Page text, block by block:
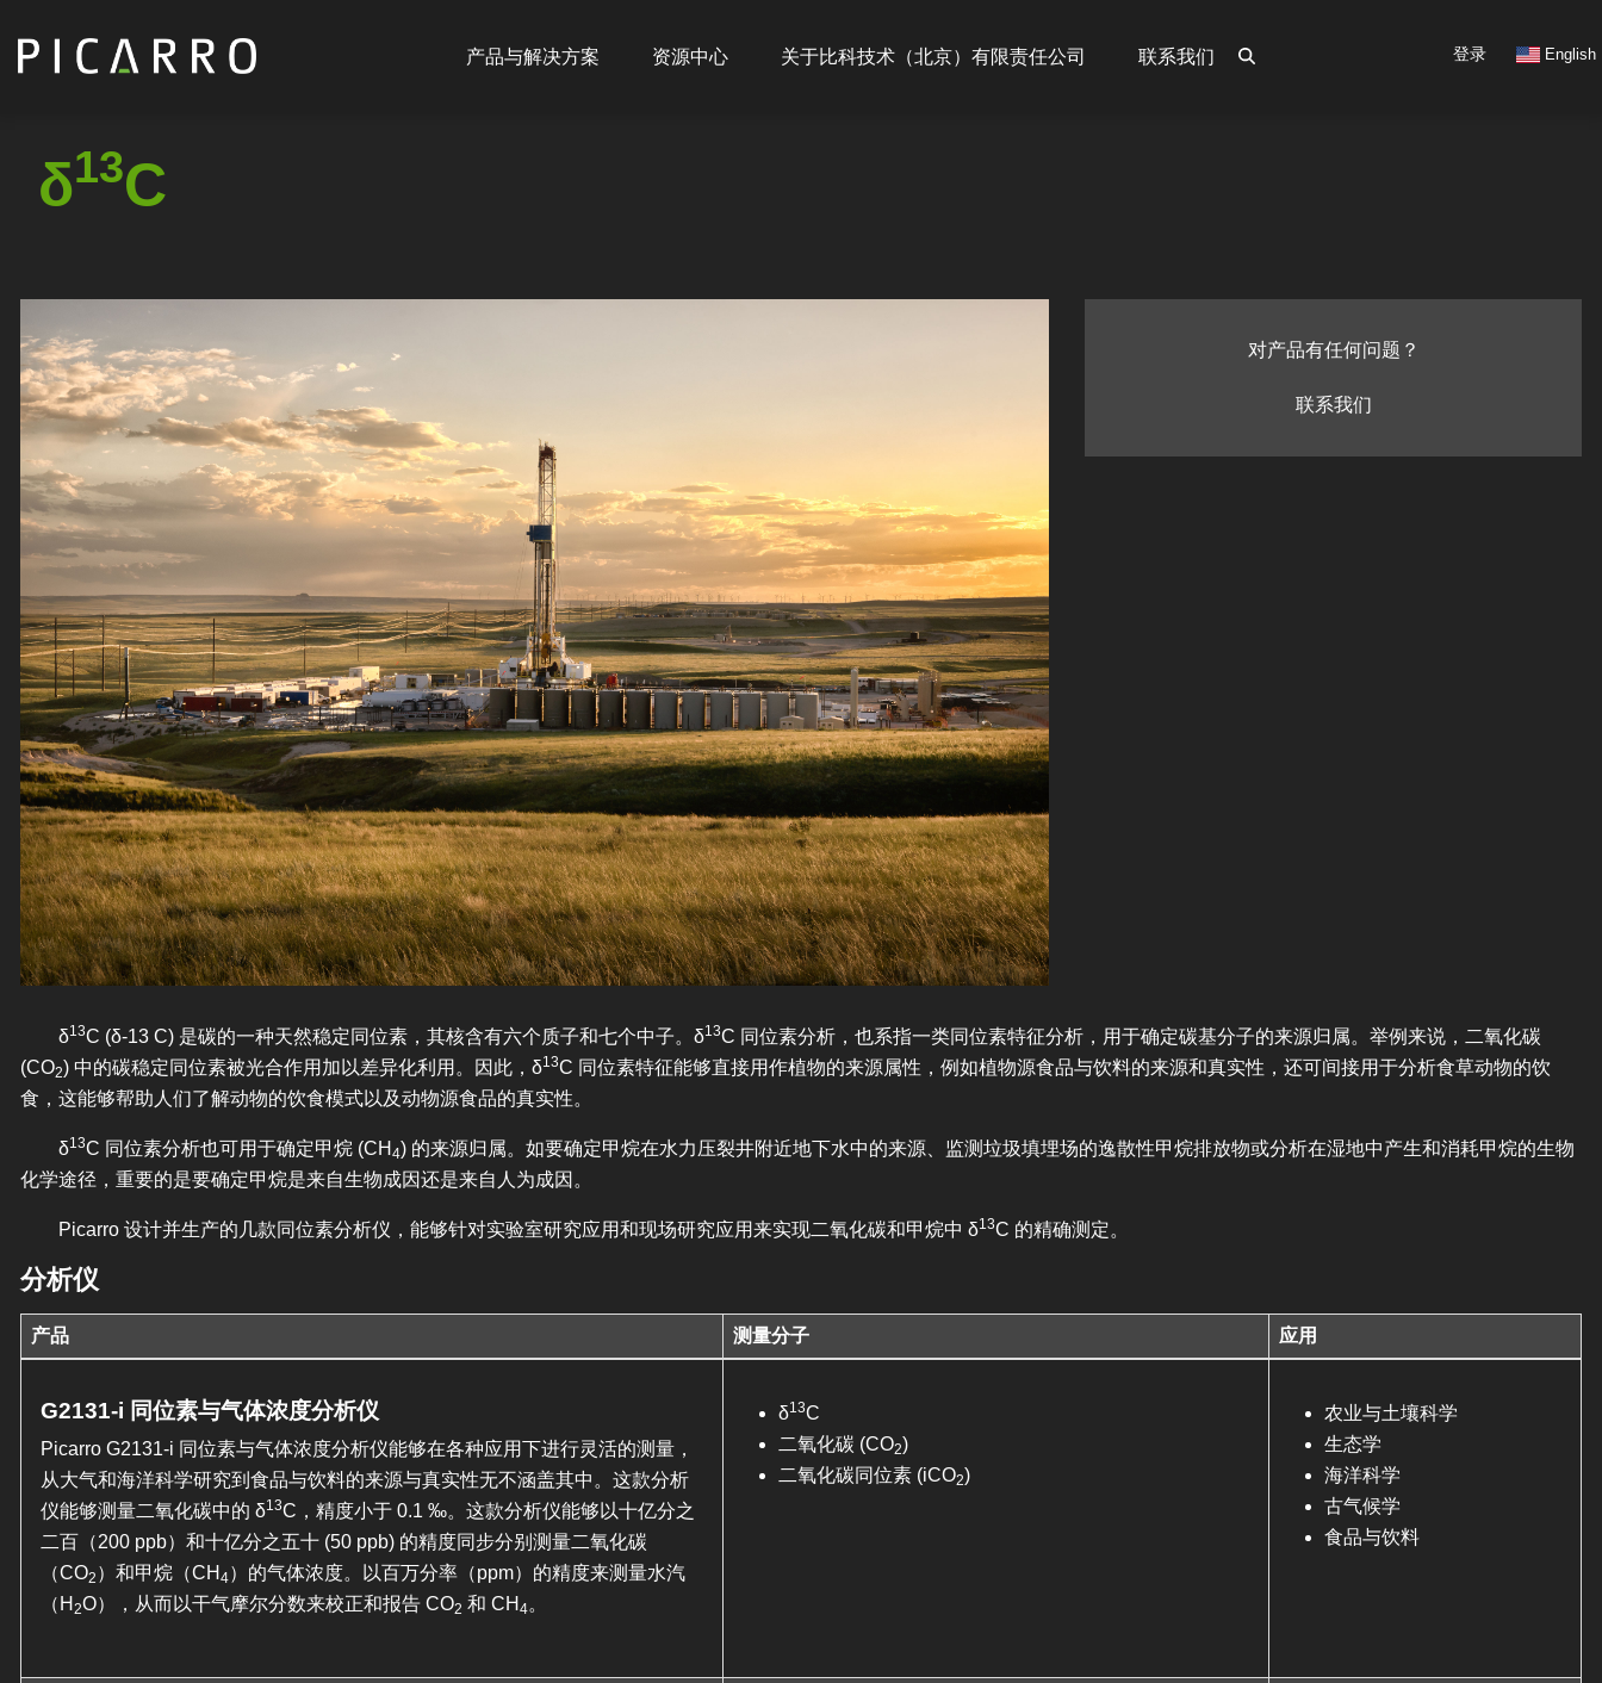
转
到
navigation
CN
产品与解决方案 资源中心 关于比科技术（北京）有限责任公司 联系我们
User
登录 English
δ13C
对产品有任何问题？
联系我们
δ13C (δ-13 C) 是碳的一种天然稳定同位素，其核含有六个质子和七个中子。δ13C 同位素分析，也系指一类同位素特征分析，用于确定碳基分子的来源归属。举例来说，二氧化碳
(CO2) 中的碳稳定同位素被光合作用加以差异化利用。因此，δ13C 同位素特征能够直接用作植物的来源属性，例如植物源食品与饮料的来源和真实性，还可间接用于分析食草动物的饮
食，这能够帮助人们了解动物的饮食模式以及动物源食品的真实性。
δ13C 同位素分析也可用于确定甲烷 (CH 4) 的来源归属。如要确定甲烷在水力压裂井附近地下水中的来源、监测垃圾填埋场的逸散性甲烷排放物或分析在湿地中产生和消耗甲烷的生物
化学途径，重要的是要确定甲烷是来自生物成因还是来自人为成因。
Picarro 设计并生产的几款同位素分析仪，能够针对实验室研究应用和现场研究应用来实现二氧化碳和甲烷中 δ13C 的精确测定。
分析仪
产品 测量分子 应用
G2131-i 同位素与气体浓度分析仪
Picarro G2131-i 同位素与气体浓度分析仪能够在各种应用下进行灵活的测量，
从大气和海洋科学研究到食品与饮料的来源与真实性无不涵盖其中。这款分析
仪能够测量二氧化碳中的 δ13C，精度小于 0.1 ‰。这款分析仪能够以十亿分之
二百（200 ppb）和十亿分之五十 (50 ppb) 的精度同步分别测量二氧化碳
（CO2 ）和甲烷（CH 4）的气体浓度。以百万分率（ppm）的精度来测量水汽
（H 2O），从而以干气摩尔分数来校正和报告 CO2 和 CH 4。
δ13C
二氧化碳 (CO2)
二氧化碳同位素 (iCO2)
农业与土壤科学
生态学
海洋科学
古气候学
食品与饮料